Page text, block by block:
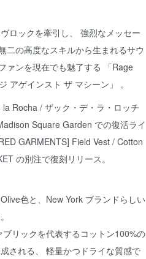
ロックを牽引し、 強烈なメッセー
二の高度なスキルから生まれるサウ
ァンを現在でも魅了する 「Rage
アゲインスト ザ マシーン」 。
Rocha / ザック・デ・ラ・ロッチ
Square Garden での復活ライ
GARMENTS] Field Vest / Cotton
の別注で復刻リリース。
色と、New York ブランドらしい
リックを代表するコットン100%の
される、 軽量かつドライな質感で